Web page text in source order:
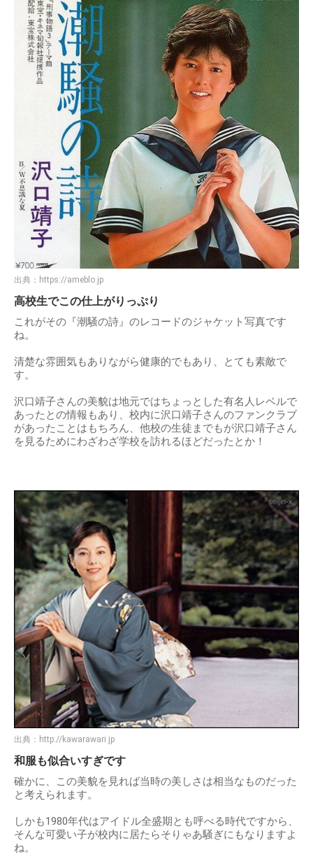
出典： https://ameblo.jp
高校生でこの仕上がりっぷり
これがその『潮騒の詩』のレコードのジャケット写真です
ね。
清楚な雰囲気もありながら健康的でもあり、とても素敵で
す。
沢口靖子さんの美貌は地元ではちょっとした有名人レベルで
あったとの情報もあり、校内に沢口靖子さんのファンクラブ
があったことはもちろん、他校の生徒までもが沢口靖子さん
を見るためにわざわざ学校を訪れるほどだったとか！
出典： http://kawarawari.jp
和服も似合いすぎです
確かに、この美貌を見れば当時の美しさは相当なものだった
と考えられます。
しかも1980年代はアイドル全盛期とも呼べる時代ですから、
そんな可愛い子が校内に居たらそりゃあ騒ぎにもなりますよ
ね。